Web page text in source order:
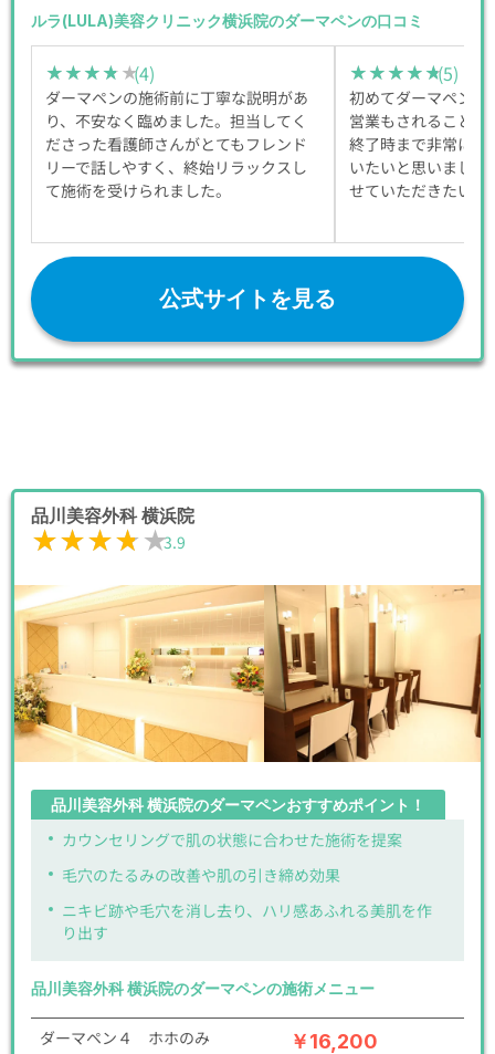
ルラ(LULA)美容クリニック横浜院のダーマペンの口コミ
★★★★★
★★★★★(4)
ダーマペンの施術前に丁寧な説明があ
り、不安なく臨めました。担当してく
ださった看護師さんがとてもフレンド
リーで話しやすく、終始リラックスし
て施術を受けられました。
★★★★★
★★★★★(5)
初めてダーマペンの
営業もされること
終了時まで非常にス
いたいと思いまし
せていただきたいで
公式サイトを見る
品川美容外科 横浜院
★★★★★
★★★★★3.9
品川美容外科 横浜院のダーマペンおすすめポイント！
カウンセリングで肌の状態に合わせた施術を提案
毛穴のたるみの改善や肌の引き締め効果
ニキビ跡や毛穴を消し去り、ハリ感あふれる美肌を作
り出す
品川美容外科 横浜院のダーマペンの施術メニュー
ダーマペン４ ホホのみ ￥16,200